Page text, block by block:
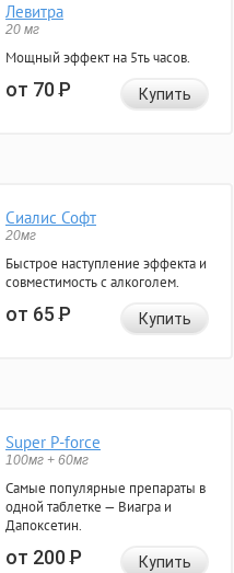
Левитра
20 мг
Мощный эффект на 5ть часов.
от 70Р Купить
Сиалис Софт
20мг
Быстрое наступление эффекта и
совместимость с алкоголем.
от 65Р Купить
Super P-force
100мг + 60мг
Самые популярные препараты в
одной таблетке — Виагра и
Дапоксетин.
от 200Р Купить